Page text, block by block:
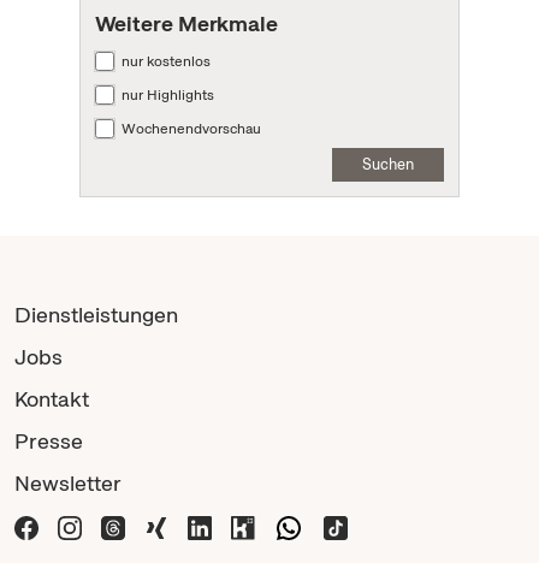
Weitere Merkmale
nur kostenlos
nur Highlights
Wochenendvorschau
Suchen
Dienstleistungen
Jobs
Kontakt
Presse
Newsletter